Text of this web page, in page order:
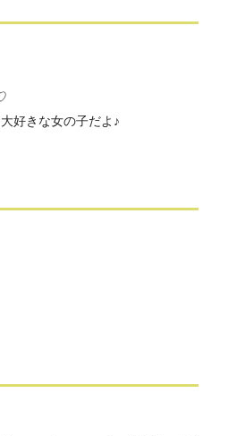
好きな女の子だよ♪